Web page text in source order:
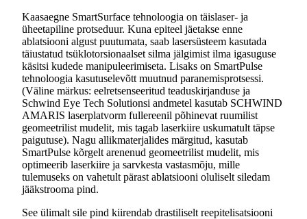
Kaasaegne SmartSurface tehnoloogia on täislaser- ja
üheetapiline protseduur. Kuna epiteel jäetakse enne
ablatsiooni algust puutumata, saab lasersüsteem kasutada
täiustatud tsüklotorsionaalset silma jälgimist ilma igasuguse
käsitsi kudede manipuleerimiseta. Lisaks on SmartPulse
tehnoloogia kasutuselevõtt muutnud paranemisprotsessi.
(Väline märkus: eelretsenseeritud teaduskirjanduse ja
Schwind Eye Tech Solutionsi andmetel kasutab SCHWIND
AMARIS laserplatvorm fullereenil põhinevat ruumilist
geomeetrilist mudelit, mis tagab laserkiire uskumatult täpse
paigutuse). Nagu allikmaterjalides märgitud, kasutab
SmartPulse kõrgelt arenenud geomeetrilist mudelit, mis
optimeerib laserkiire ja sarvkesta vastasmõju, mille
tulemuseks on vahetult pärast ablatsiooni oluliselt siledam
jääkstrooma pind.
See ülimalt sile pind kiirendab drastiliselt reepitelisatsiooni